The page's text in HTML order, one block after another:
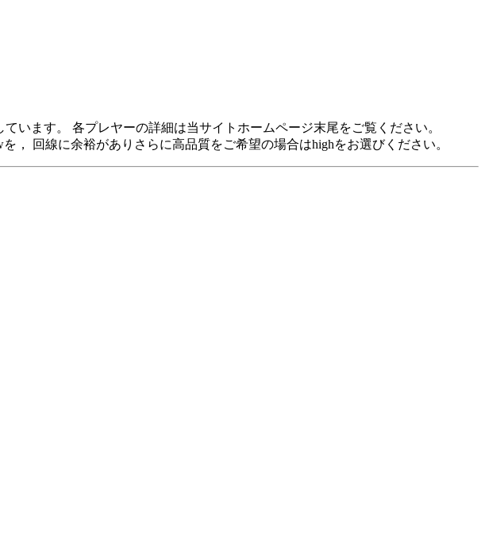
ています。 各プレヤーの詳細は当サイトホームページ末尾をご覧ください。
， 回線に余裕がありさらに高品質をご希望の場合はhighをお選びください。